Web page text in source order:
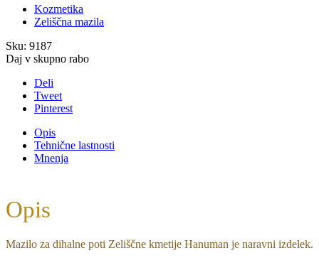
Kozmetika
Zeliščna mazila
Sku: 9187
Daj v skupno rabo
Deli
Tweet
Pinterest
Opis
Tehnične lastnosti
Mnenja
Opis
Mazilo za dihalne poti Zeliščne kmetije Hanuman je naravni izdelek.